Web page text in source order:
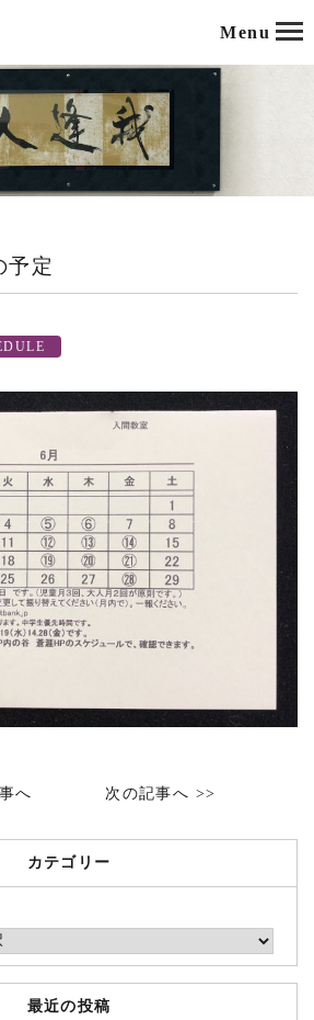
Menu
予定
へ 次の記事へ >>
カテゴリー
最近の投稿